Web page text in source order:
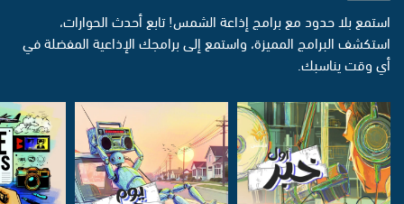
استمع بلا حدود مع برامج إذاعة الشمس! تابع أحدث الحوارات،
استكشف البرامج المميزة، واستمع إلى برامجك الإذاعية المفضلة في
أي وقت يناسبك.